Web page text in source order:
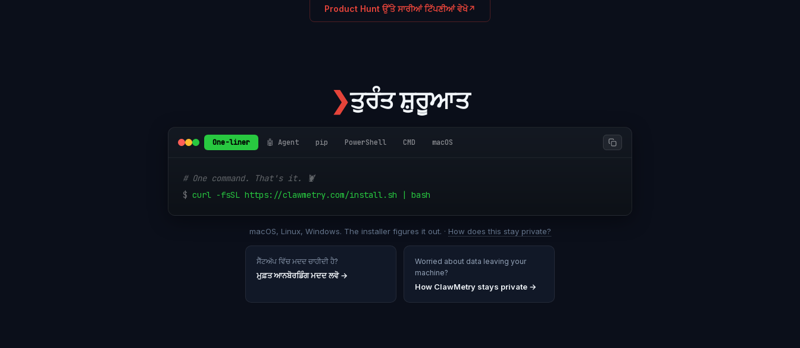
Product Hunt ਉੱਤੇ ਸਾਰੀਆਂ ਟਿੱਪਣੀਆਂ ਵੇਖੋ↗
❯ਤੁਰੰਤ ਸ਼ੁਰੂਆਤ
One-liner 🤖 Agent pip PowerShell CMD macOS
# One command. That's it. 🦞
$ curl -fsSL https://clawmetry.com/install.sh | bash
macOS, Linux, Windows. The installer figures it out. · How does this stay private?
ਸੈੱਟਅੱਪ ਵਿੱਚ ਮਦਦ ਚਾਹੀਦੀ ਹੈ?
ਮੁਫ਼ਤ ਆਨਬੋਰਡਿੰਗ ਮਦਦ ਲਵੋ→
Worried about data leaving your
machine?
How ClawMetry stays private →